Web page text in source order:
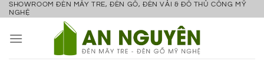
Bỏ
nội
SHOWROOM ĐÈN MÂY TRE, ĐÈN GỖ, ĐÈN VẢI & ĐỒ THỦ CÔNG MỸ
NGHỆ